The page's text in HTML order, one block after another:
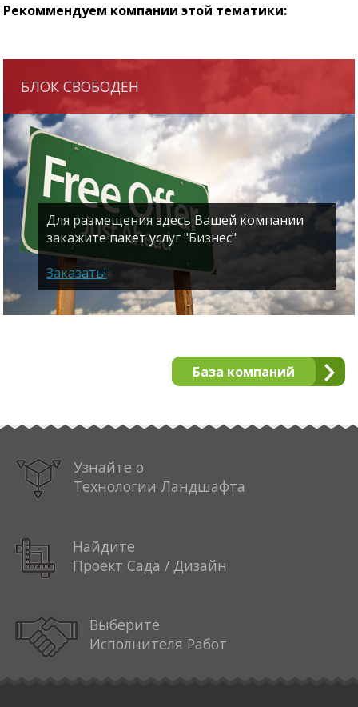
Рекоммендуем компании этой тематики:
БЛОК СВОБОДЕН
Для размещения здесь Вашей компании
закажите пакет услуг "Бизнес"
Заказать!
База компаний
Узнайте о
Технологии Ландшафта
Найдите
Проект Сада / Дизайн
Выберите
Исполнителя Работ